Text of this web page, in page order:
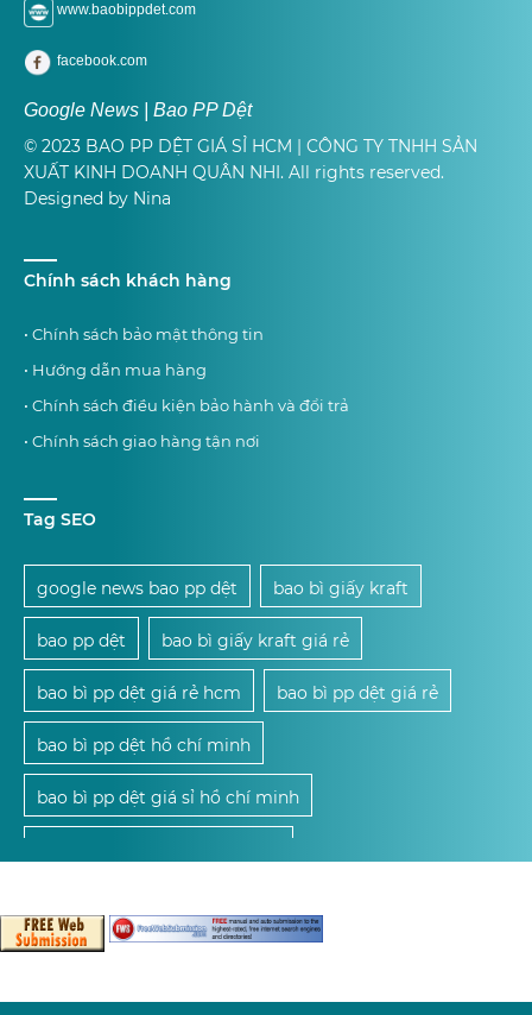
www.baobippdet.com
facebook.com
Google News | Bao PP Dệt
© 2023 BAO PP DỆT GIÁ SỈ HCM | CÔNG TY TNHH SẢN
XUẤT KINH DOANH QUÂN NHI. All rights reserved.
Designed by Nina
Chính sách khách hàng
• Chính sách bảo mật thông tin
• Hướng dẫn mua hàng
• Chính sách điều kiện bảo hành và đổi trả
• Chính sách giao hàng tận nơi
Tag SEO
google news bao pp dệt bao bì giấy kraft
bao pp dệt bao bì giấy kraft giá rẻ
bao bì pp dệt giá rẻ hcm bao bì pp dệt giá rẻ
bao bì pp dệt hồ chí minh
bao bì pp dệt giá sỉ hồ chí minh
cung cấp bao bì pp dệt giá sỉ hcm
cung cấp bao bì pp dệt giá sỉ